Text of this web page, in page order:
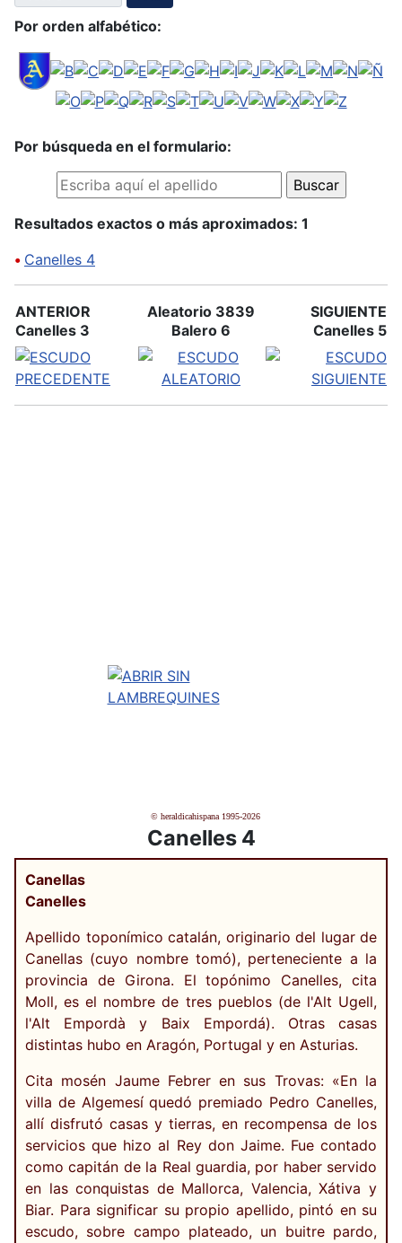
Por orden alfabético:
Por búsqueda en el formulario:
Resultados exactos o más aproximados: 1
• Canelles 4
ANTERIOR
Canelles 3
Aleatorio 3839
Balero 6
SIGUIENTE
Canelles 5
© heraldicahispana 1995-2026
Canelles 4
Canellas
Canelles
Apellido toponímico catalán, originario del lugar de
Canellas (cuyo nombre tomó), perteneciente a la
provincia de Girona. El topónimo Canelles, cita
Moll, es el nombre de tres pueblos (de l'Alt Ugell,
l'Alt Empordà y Baix Empordá). Otras casas
distintas hubo en Aragón, Portugal y en Asturias.
Cita mosén Jaume Febrer en sus Trovas: «En la
villa de Algemesí quedó premiado Pedro Canelles,
allí disfrutó casas y tierras, en recompensa de los
servicios que hizo al Rey don Jaime. Fue contado
como capitán de la Real guardia, por haber servido
en las conquistas de Mallorca, Valencia, Xátiva y
Biar. Para significar su propio apellido, pintó en su
escudo, sobre campo plateado, un buitre pardo,